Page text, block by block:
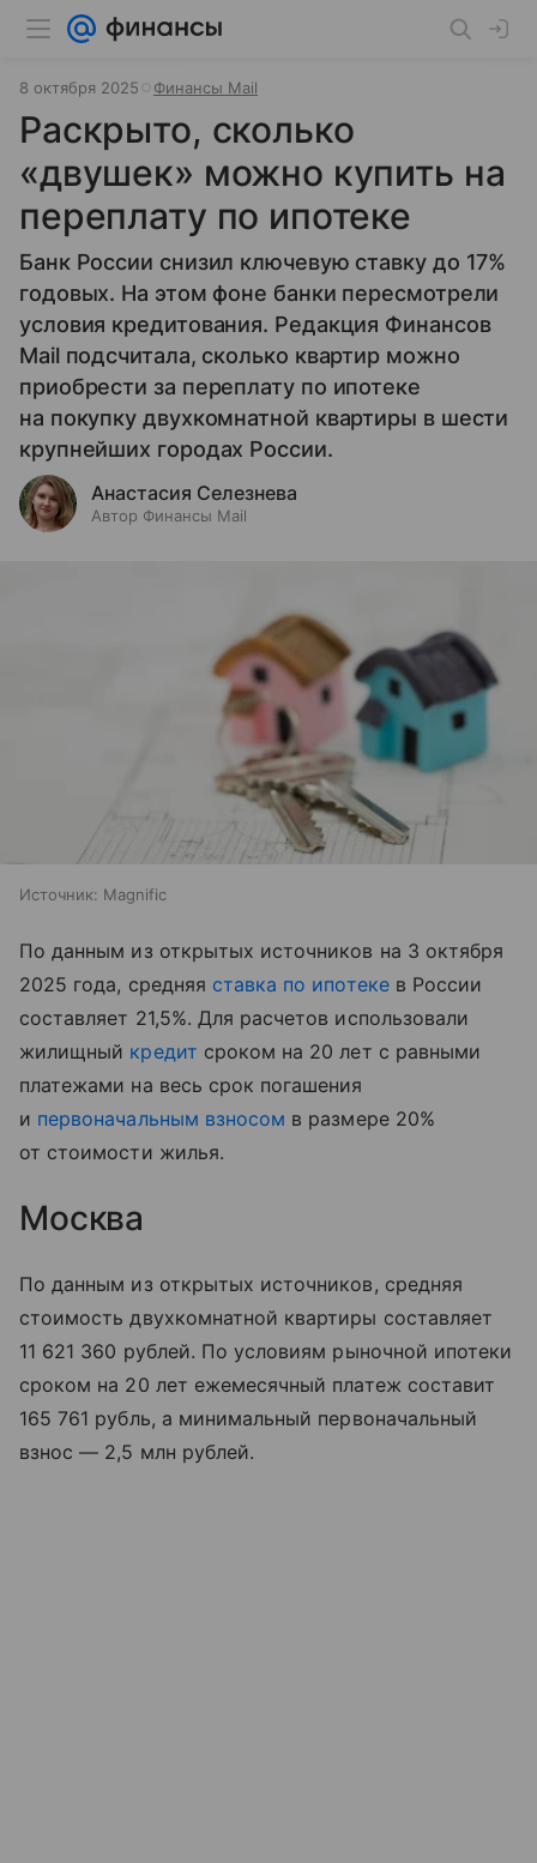
8 октября 2025 Финансы Mail
Раскрыто, сколько
«двушек» можно купить на
переплату по ипотеке
Банк России снизил ключевую ставку до 17%
годовых. На этом фоне банки пересмотрели
условия кредитования. Редакция Финансов
Mail подсчитала, сколько квартир можно
приобрести за переплату по ипотеке
на покупку двухкомнатной квартиры в шести
крупнейших городах России.
Анастасия Селезнева
Автор Финансы Mail
Источник: Magnific
По данным из открытых источников на 3 октября
2025 года, средняя ставка по ипотекев России
составляет 21,5%. Для расчетов использовали
жилищный кредит сроком на 20 лет с равными
платежами на весь срок погашения
и первоначальным взносом в размере 20%
от стоимости жилья.
Москва
По данным из открытых источников, средняя
стоимость двухкомнатной квартиры составляет
11 621 360 рублей. По условиям рыночной ипотеки
сроком на 20 лет ежемесячный платеж составит
165 761 рубль, а минимальный первоначальный
взнос — 2,5 млн рублей.